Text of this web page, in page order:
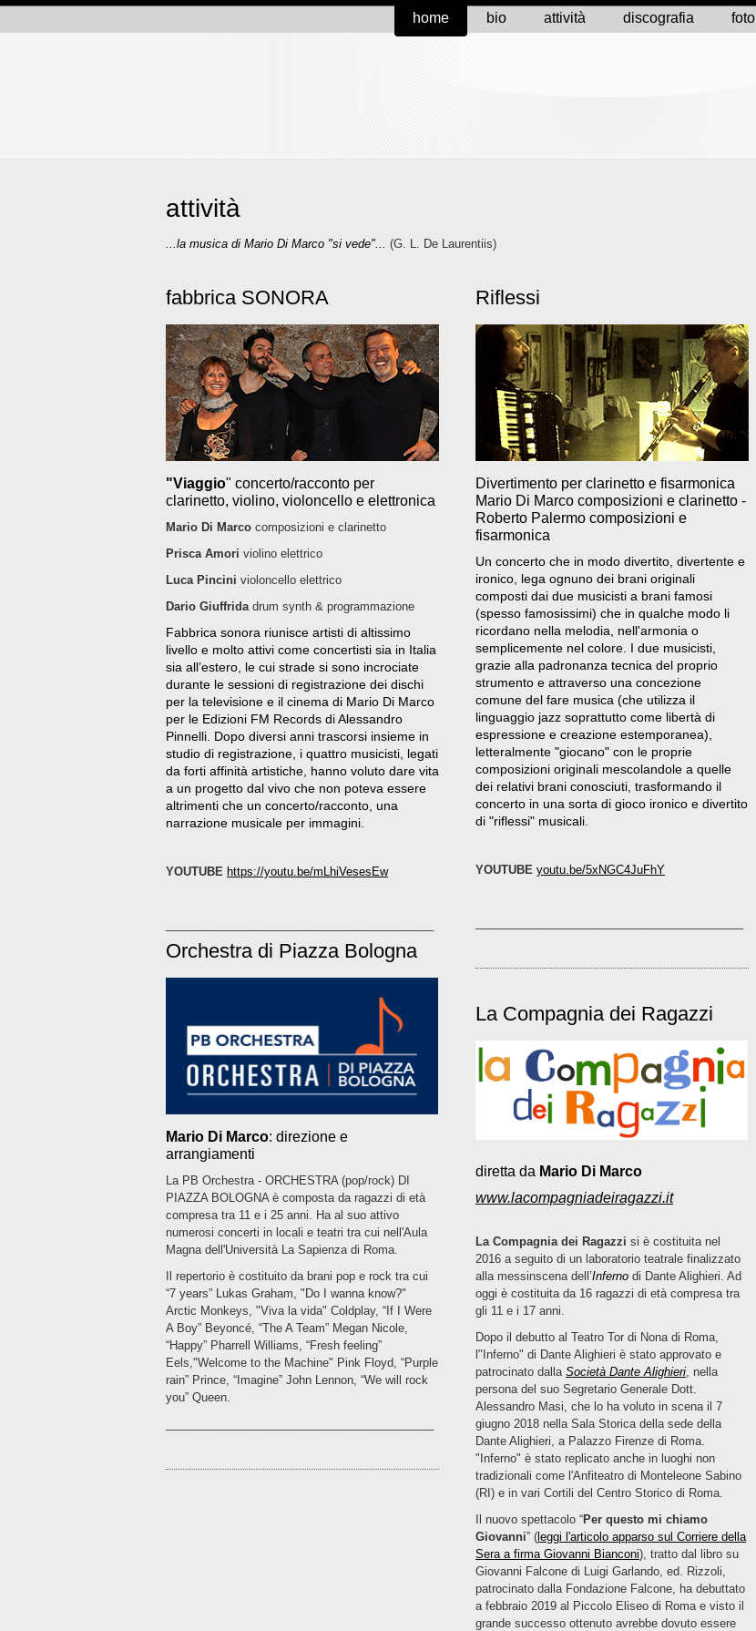
home bio attività discografia foto
attività
...la musica di Mario Di Marco "si vede"... (G. L. De Laurentiis)
fabbrica SONORA
"Viaggio" concerto/racconto per
clarinetto, violino, violoncello e elettronica
Mario Di Marco composizioni e clarinetto
Prisca Amori violino elettrico
Luca Pincini violoncello elettrico
Dario Giuffridadrum synth & programmazione
Fabbrica sonora riunisce artisti di altissimo
livello e molto attivi come concertisti sia in Italia
sia all’estero, le cui strade si sono incrociate
durante le sessioni di registrazione dei dischi
per la televisione e il cinema di Mario Di Marco
per le Edizioni FM Records di Alessandro
Pinnelli. Dopo diversi anni trascorsi insieme in
studio di registrazione, i quattro musicisti, legati
da forti affinità artistiche, hanno voluto dare vita
a un progetto dal vivo che non poteva essere
altrimenti che un concerto/racconto, una
narrazione musicale per immagini.
YOUTUBE https://youtu.be/mLhiVesesEw
Orchestra di Piazza Bologna
Mario Di Marco: direzione e
arrangiamenti
La PB Orchestra - ORCHESTRA (pop/rock) DI
PIAZZA BOLOGNA è composta da ragazzi di età
compresa tra 11 e i 25 anni. Ha al suo attivo
numerosi concerti in locali e teatri tra cui nell'Aula
Magna dell'Università La Sapienza di Roma.
Il repertorio è costituito da brani pop e rock tra cui
“7 years” Lukas Graham, "Do I wanna know?"
‪Arctic Monkeys, "Viva la vida" Coldplay, “If I Were
A Boy” Beyoncé, “The A Team” Megan Nicole,
“Happy” Pharrell Williams, “Fresh feeling”
Eels,"Welcome to the Machine" Pink Floyd, “Purple
rain” Prince, “Imagine” John Lennon, “We will rock
you” Queen.
Riflessi
Divertimento per clarinetto e fisarmonica
Mario Di Marco composizioni e clarinetto -
Roberto Palermo composizioni e
fisarmonica
Un concerto che in modo divertito, divertente e
ironico, lega ognuno dei brani originali
composti dai due musicisti a brani famosi
(spesso famosissimi) che in qualche modo li
ricordano nella melodia, nell'armonia o
semplicemente nel colore. I due musicisti,
grazie alla padronanza tecnica del proprio
strumento e attraverso una concezione
comune del fare musica (che utilizza il
linguaggio jazz soprattutto come libertà di
espressione e creazione estemporanea),
letteralmente "giocano" con le proprie
composizioni originali mescolandole a quelle
dei relativi brani conosciuti, trasformando il
concerto in una sorta di gioco ironico e divertito
di "riflessi" musicali.
YOUTUBE youtu.be/5xNGC4JuFhY
La Compagnia dei Ragazzi
diretta da Mario Di Marco
www.lacompagniadeiragazzi.it
La Compagnia dei Ragazzi si è costituita nel
2016 a seguito di un laboratorio teatrale finalizzato
alla messinscena dell’Inferno di Dante Alighieri. Ad
oggi è costituita da 16 ragazzi di età compresa tra
gli 11 e i 17 anni.
Dopo il debutto al Teatro Tor di Nona di Roma,
l"Inferno" di Dante Alighieri è stato approvato e
patrocinato dalla Società Dante Alighieri, nella
persona del suo Segretario Generale Dott.
Alessandro Masi, che lo ha voluto in scena il 7
giugno 2018 nella Sala Storica della sede della
Dante Alighieri, a Palazzo Firenze di Roma.
"Inferno" è stato replicato anche in luoghi non
tradizionali come l'Anfiteatro di Monteleone Sabino
(RI) e in vari Cortili del Centro Storico di Roma.
Il nuovo spettacolo “Per questo mi chiamo
Giovanni” ( leggi l'articolo apparso sul Corriere della
Sera a firma Giovanni Bianconi), tratto dal libro su
Giovanni Falcone di Luigi Garlando, ed. Rizzoli,
patrocinato dalla Fondazione Falcone, ha debuttato
a febbraio 2019 al Piccolo Eliseo di Roma e visto il
grande successo ottenuto avrebbe dovuto essere